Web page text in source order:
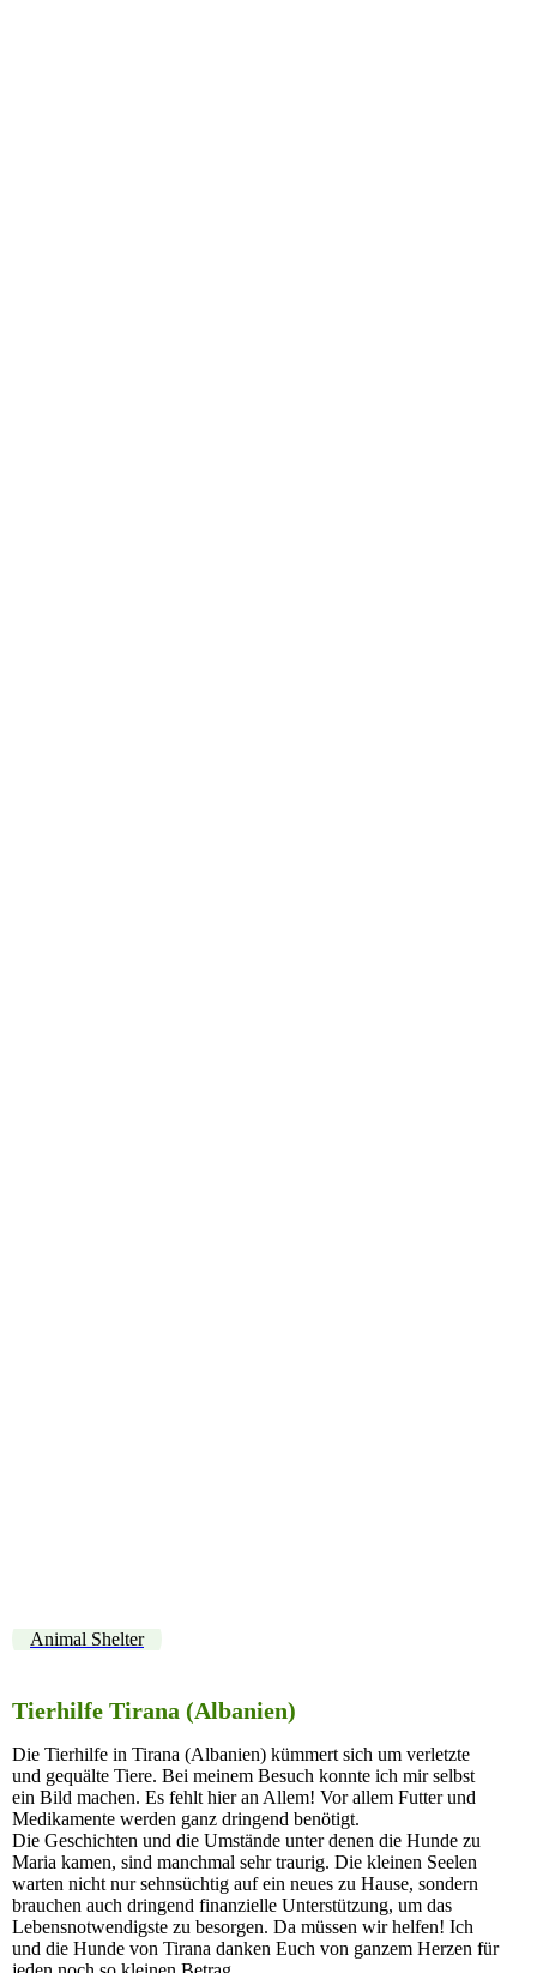
Animal Shelter
Tierhilfe Tirana (Albanien)
Die Tierhilfe in Tirana (Albanien) kümmert sich um verletzte
und gequälte Tiere. Bei meinem Besuch konnte ich mir selbst
ein Bild machen. Es fehlt hier an Allem! Vor allem Futter und
Medikamente werden ganz dringend benötigt.
Die Geschichten und die Umstände unter denen die Hunde zu
Maria kamen, sind manchmal sehr traurig. Die kleinen Seelen
warten nicht nur sehnsüchtig auf ein neues zu Hause, sondern
brauchen auch dringend finanzielle Unterstützung, um das
Lebensnotwendigste zu besorgen. Da müssen wir helfen! Ich
und die Hunde von Tirana danken Euch von ganzem Herzen für